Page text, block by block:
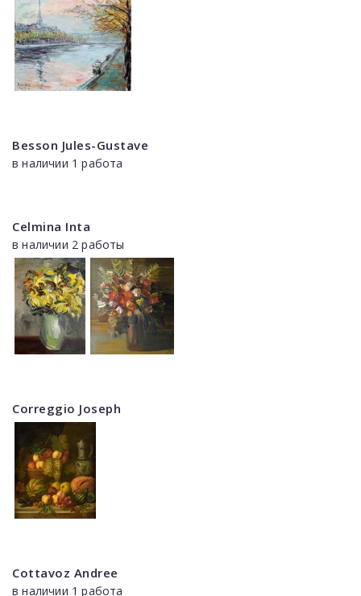
Besson Jules-Gustave
в наличии 1 работа
Celmina Inta
в наличии 2 работы
Correggio Joseph
Cottavoz Andree
в наличии 1 работа